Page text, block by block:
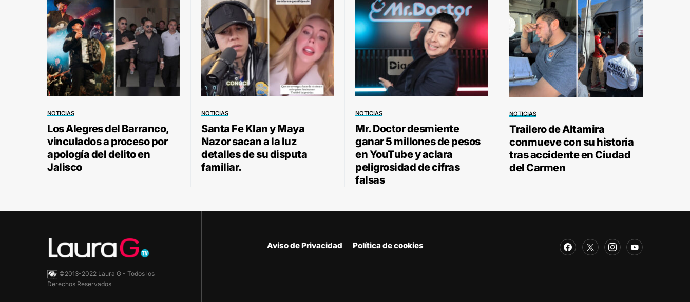
NOTICIAS
Los Alegres del Barranco,
vinculados a proceso por
apología del delito en
Jalisco
NOTICIAS
Santa Fe Klan y Maya
Nazor sacan a la luz
detalles de su disputa
familiar.
NOTICIAS
Mr. Doctor desmiente
ganar 5 millones de pesos
en YouTube y aclara
peligrosidad de cifras
falsas
NOTICIAS
Trailero de Altamira
conmueve con su historia
tras accidente en Ciudad
del Carmen
©2013-2022 Laura G - Todos los
Derechos Reservados
Aviso de Privacidad Política de cookies